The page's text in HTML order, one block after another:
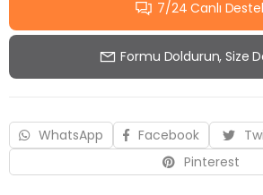
7/24 Canlı
Formu Doldurun, Size
WhatsApp Facebook
Pinterest